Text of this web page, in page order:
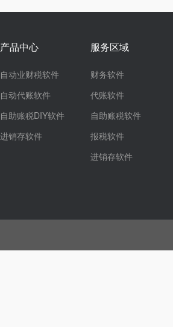
产品中心
自动业财税软件
自动代账软件
自助账税DIY软件
进销存软件
服务区域
财务软件
代账软件
自助账税软件
报税软件
进销存软件